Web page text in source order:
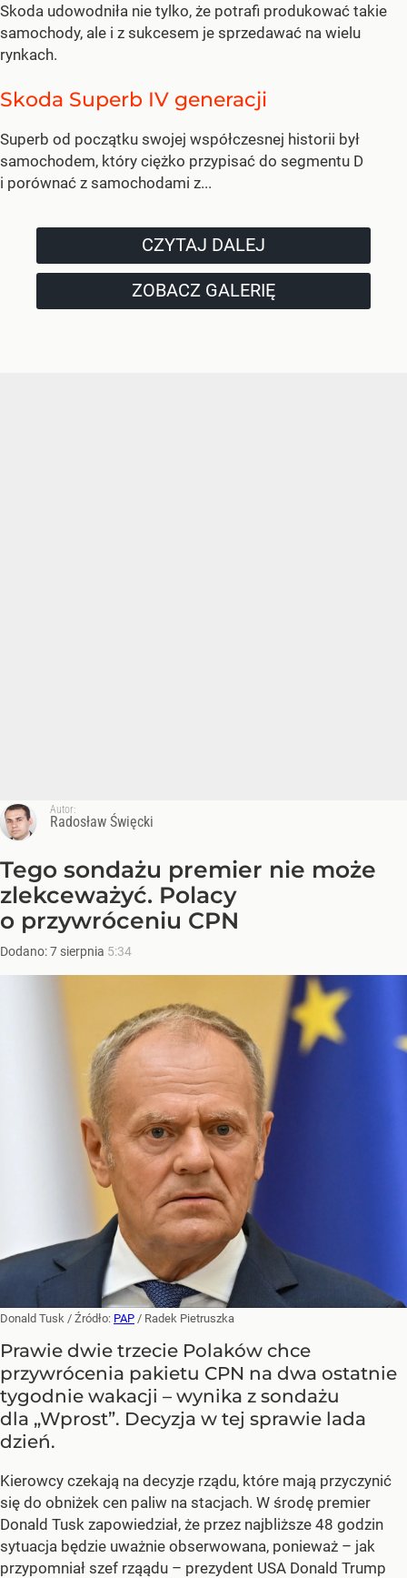
Skoda udowodniła nie tylko, że potrafi produkować takie
samochody, ale i z sukcesem je sprzedawać na wielu
rynkach.
Skoda Superb IV generacji
Superb od początku swojej współczesnej historii był
samochodem, który ciężko przypisać do segmentu D
i porównać z samochodami z...
CZYTAJ DALEJ
ZOBACZ GALERIĘ
Autor:
Radosław Święcki
Tego sondażu premier nie może
zlekceważyć. Polacy
o przywróceniu CPN
Dodano:7 sierpnia 5:34
Donald Tusk / Źródło: PAP / Radek Pietruszka
Prawie dwie trzecie Polaków chce
przywrócenia pakietu CPN na dwa ostatnie
tygodnie wakacji – wynika z sondażu
dla „Wprost”. Decyzja w tej sprawie lada
dzień.
Kierowcy czekają na decyzje rządu, które mają przyczynić
się do obniżek cen paliw na stacjach. W środę premier
Donald Tusk zapowiedział, że przez najbliższe 48 godzin
sytuacja będzie uważnie obserwowana, ponieważ – jak
przypomniał szef rząądu – prezydent USA Donald Trump